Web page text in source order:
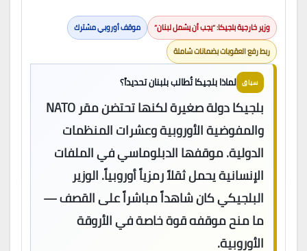
وزير خارجية بلجيكا: “يجب أن يشمل لبنان”
موقف أوروبي مشترك
ربط رفع العقوبات بضمانات شاملة
سياق لماذا بلجيكا تُطالب بلبنان تحديداً؟
بلجيكا دولة صغيرة لكنها تحتضن مقر NATO
والمفوضية الأوروبية وعشرات المنظمات
الدولية. موقفها الدبلوماسي في الملفات
الإنسانية يحمل ثقلاً رمزياً أوروبياً. الوزير
البلجيكي كان شاهداً مباشراً على القصف —
ما منح موقفه قوة خاصة في الأروقة
الأوروبية.